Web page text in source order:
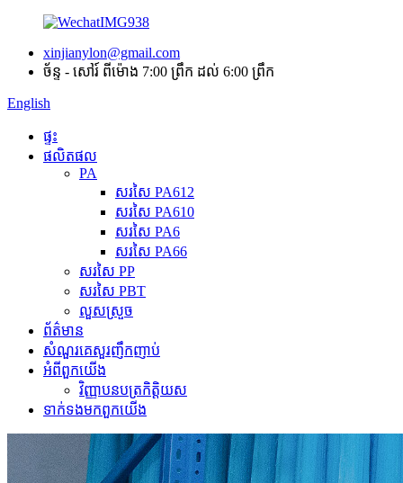
xinjianylon@gmail.com
ច័ន្ទ - សៅរ៍ ពីម៉ោង 7:00 ព្រឹក ដល់ 6:00 ព្រឹក
English
ផ្ទះ
ផលិតផល
PA
សរសៃ PA612
សរសៃ PA610
សរសៃ PA6
សរសៃ PA66
សរសៃ PP
សរសៃ PBT
លួសស្រួច
ព័ត៌មាន
សំណួរគេសួរញឹកញាប់
អំពី​ពួក​យើង
វិញ្ញាបនបត្រកិត្តិយស
ទាក់ទង​មក​ពួក​យើង